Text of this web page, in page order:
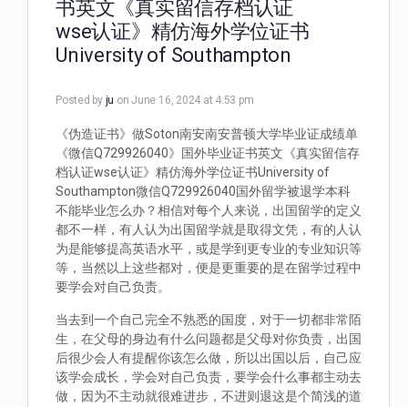
书英文《真实留信存档认证
wse认证》精仿海外学位证书
University of Southampton
Posted by ju on June 16, 2024 at 4:53 pm
《伪造证书》做Soton南安南安普顿大学毕业证成绩单
《微信Q729926040》国外毕业证书英文《真实留信存
档认证wse认证》精仿海外学位证书University of
Southampton微信Q729926040国外留学被退学本科
不能毕业怎么办？相信对每个人来说，出国留学的定义
都不一样，有人认为出国留学就是取得文凭，有的人认
为是能够提高英语水平，或是学到更专业的专业知识等
等，当然以上这些都对，便是更重要的是在留学过程中
要学会对自己负责。
当去到一个自己完全不熟悉的国度，对于一切都非常陌
生，在父母的身边有什么问题都是父母对你负责，出国
后很少会人有提醒你该怎么做，所以出国以后，自己应
该学会成长，学会对自己负责，要学会什么事都主动去
做，因为不主动就很难进步，不进则退这是个简浅的道